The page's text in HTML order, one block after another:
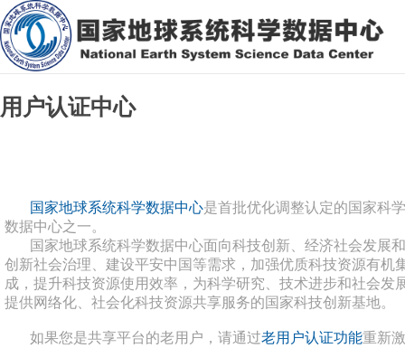
用户认证中心
国家地球系统科学数据中心是首批优化调整认定的国家科学
数据中心之一。
国家地球系统科学数据中心面向科技创新、经济社会发展和
创新社会治理、建设平安中国等需求，加强优质科技资源有机
成，提升科技资源使用效率，为科学研究、技术进步和社会发
提供网络化、社会化科技资源共享服务的国家科技创新基地。
如果您是共享平台的老用户，请通过老用户认证功能重新激